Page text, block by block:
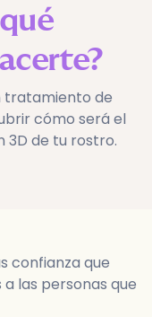
tratamiento de
cómo será el
3D de tu rostro.
confianza que
las personas que